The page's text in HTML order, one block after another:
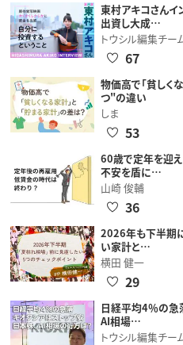
東村アキコさんイ
出資し大成…
トウシル編集チー
67
物価高で「貧しく
つ"の違い
しま
53
60歳で定年を迎
不安を盾に…
山崎 俊輔
36
2026年も下半期
い家計と…
横田 健一
29
日経平均4％の急
AI相場…
トウシル編集チー